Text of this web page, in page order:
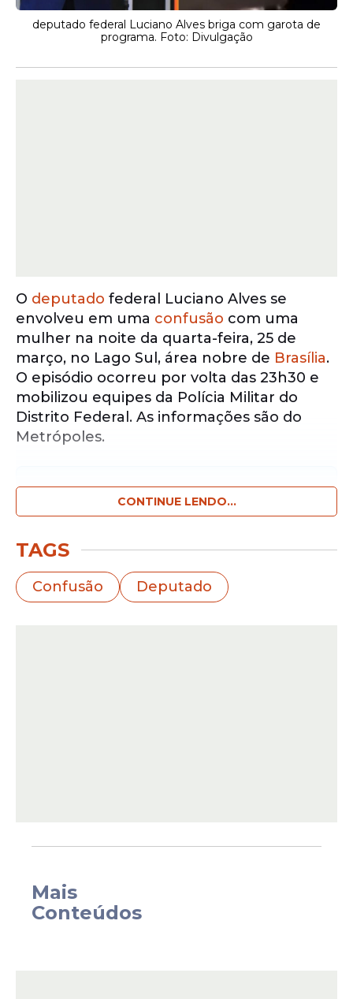
deputado federal Luciano Alves briga com garota de
programa. Foto: Divulgação
O deputado federal Luciano Alves se
envolveu em uma confusão com uma
mulher na noite da quarta-feira, 25 de
março, no Lago Sul, área nobre de Brasília.
O episódio ocorreu por volta das 23h30 e
mobilizou equipes da Polícia Militar do
Distrito Federal. As informações são do
Metrópoles.
Notícias pelo WhatsApp
Receba as notícias exclusivas do
de Prefeiturapelo nosso canal.
Segundo o relato registrado por
CONTINUE LENDO...
TAGS
Confusão Deputado
Mais
Conteúdos